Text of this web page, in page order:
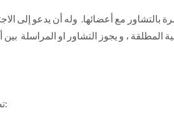
بالتشاور مع أعضائها. وله أن يدعو إلى
المطلقة ، و يجوز التشاور او المراسلة بين
تصدر اللجنة العقوبات التالية: